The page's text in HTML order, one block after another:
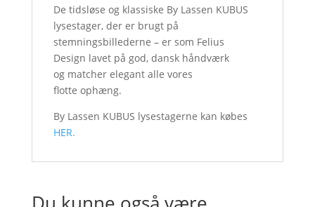
De tidsløse og klassiske By Lassen KUBUS
lysestager, der er brugt på
stemningsbillederne – er som Felius
Design lavet på god, dansk håndværk
og matcher elegant alle vores
flotte ophæng.
By Lassen KUBUS lysestagerne kan købes
HER.